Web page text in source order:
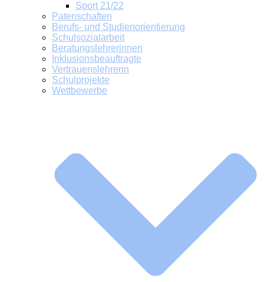
Sport 21/22
Patenschaften
Berufs- und Studienorientierung
Schulsozialarbeit
Beratungslehrerinnen
Inklusionsbeauftragte
Vertrauenslehrerin
Schulprojekte
Wettbewerbe